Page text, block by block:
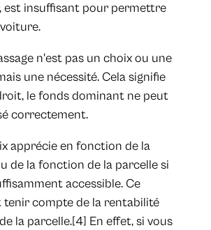
est insuffisant pour permettre
n'est pas un choix ou une
une nécessité. Cela signifie
le fonds dominant ne peut
correctement.
apprécie en fonction de la
de la fonction de la parcelle si
accessible. Ce
tenir compte de la rentabilité
la parcelle.[4] En effet, si vous